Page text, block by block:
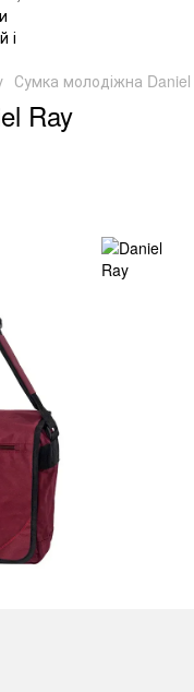
Сумка молодіжна
Ray